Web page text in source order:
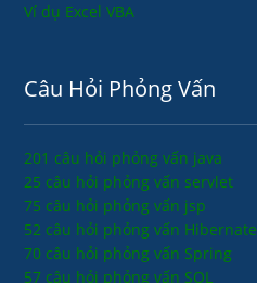
Ví dụ Excel VBA
Câu Hỏi Phỏng Vấn
201 câu hỏi phỏng vấn java
25 câu hỏi phỏng vấn servlet
75 câu hỏi phỏng vấn jsp
52 câu hỏi phỏng vấn Hibernate
70 câu hỏi phỏng vấn Spring
57 câu hỏi phỏng vấn SQL